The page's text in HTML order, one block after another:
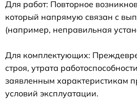
Для работ: Повторное
который напрямую связан с
(например, неправильная
Для комплектующих:
строя, утрата
заявленным характеристикам
условий эксплуатации.